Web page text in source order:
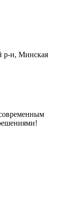
р-н, Минская